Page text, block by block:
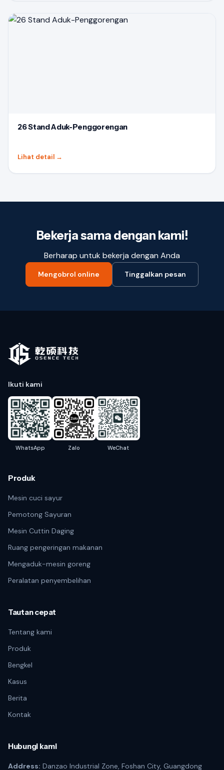
26 Stand Aduk-Penggorengan
Lihat detail →
Bekerja sama dengan kami!
Berharap untuk bekerja dengan Anda
Mengobrol online Tinggalkan pesan
Ikuti kami
WhatsApp Zalo WeChat
Produk
Mesin cuci sayur
Pemotong Sayuran
Mesin Cuttin Daging
Ruang pengeringan makanan
Mengaduk-mesin goreng
Peralatan penyembelihan
Tautan cepat
Tentang kami
Produk
Bengkel
Kasus
Berita
Kontak
Hubungi kami
Address: Danzao Industrial Zone, Foshan City, Guangdong